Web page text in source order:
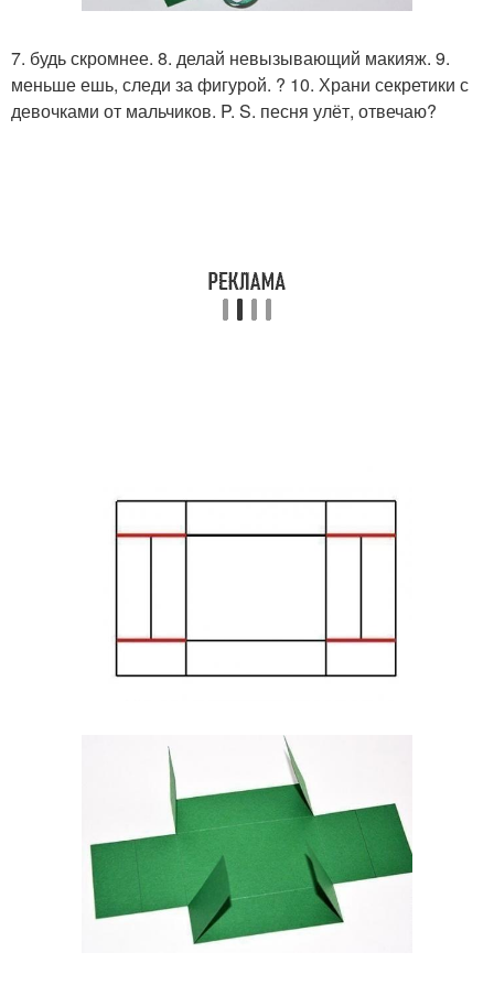
7. будь скромнее. 8. делай невызывающий макияж. 9.
меньше ешь, следи за фигурой. ? 10. Храни секретики с
девочками от мальчиков. P. S. песня улёт, отвечаю?